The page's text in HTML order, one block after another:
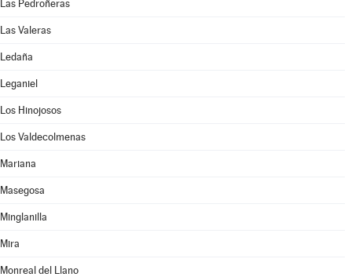
Las Pedroñeras
Las Valeras
Ledaña
Leganiel
Los Hinojosos
Los Valdecolmenas
Mariana
Masegosa
Minglanilla
Mira
Monreal del Llano